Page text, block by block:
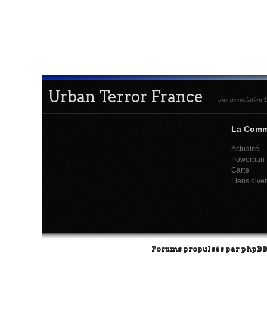
Urban Terror France une association
La
Actualité
Powerban
Carte
Liens
Forums propulsés par phpBB